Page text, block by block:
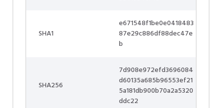
SHA1
e671548f1be0e0418483
87e29c886df88dec47e
b
SHA256
7d908e972efd3696084
d60135a685b96553ef21
5a181db900b70a2a5320
ddc22